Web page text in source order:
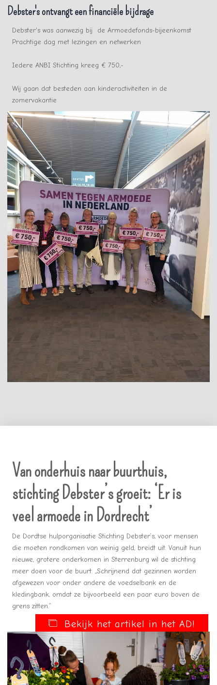
Debster's ontvangt een financiële bijdrage
Debster's was aanwezig bij de Armoedefonds-bijeenkomst
Prachtige dag met lezingen en netwerken
Iedere ANBI Stichting kreeg € 750,-
Wij gaan dat besteden aan kinderactiviteiten in de
zomervakantie
Van onderhuis naar buurthuis,
stichting Debster’s groeit: ‘Er is
veel armoede in Dordrecht’
De Dordtse hulporganisatie Stichting Debster’s, voor mensen
die moeten rondkomen van weinig geld, breidt uit. Vanuit hun
nieuwe, grotere onderkomen in Sterrenburg wil de stichting
meer doen voor de buurt. ,,Schrijnend dat gezinnen worden
afgewezen voor onder andere de voedselbank en de
kledingbank, omdat ze bijvoorbeeld een paar euro boven de
grens zitten.”
Bekijk het artikel in het AD!